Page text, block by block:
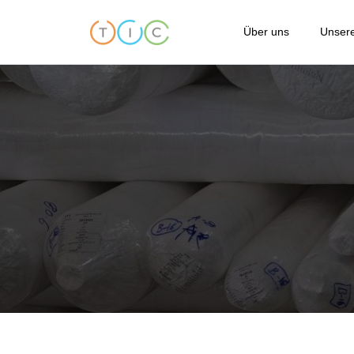
Über uns
Referenzen
Bedingungen und
FAQs